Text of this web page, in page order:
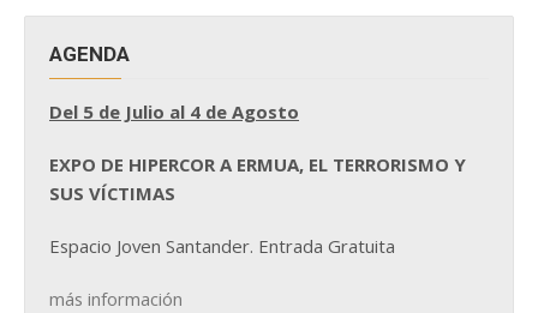
AGENDA
Del 5 de Julio al 4 de Agosto
EXPO DE HIPERCOR A ERMUA, EL TERRORISMO Y
SUS VÍCTIMAS
Espacio Joven Santander. Entrada Gratuita
más información